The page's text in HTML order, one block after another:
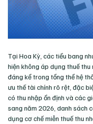
Tại Hoa Kỳ, các tiểu bang
hiện không áp dụng thuế
đáng kể trong tổng thể hệ
ưu thế tài chính rõ rệt, đặc
có thu nhập ổn định và các
sang năm 2026, danh sách
dụng cơ chế miễn thuế thu